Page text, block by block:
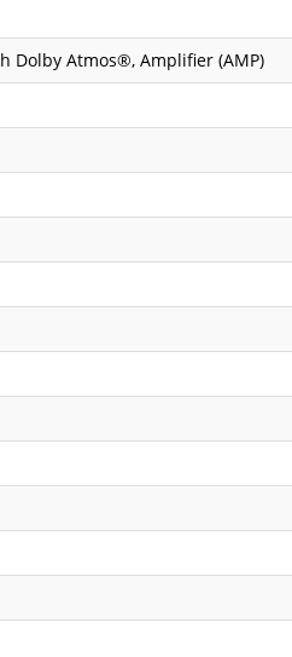
Dolby Atmos®, Amplifier (AMP)